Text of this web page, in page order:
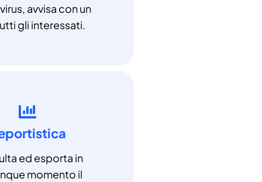
avvisa con un
gli interessati.
ed esporta in
momento il